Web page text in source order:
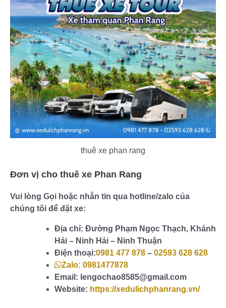
thuê xe phan rang
Đơn vị cho thuê xe Phan Rang
Vui lòng Gọi hoặc nhắn tin qua hotline/zalo của
chúng tôi để đặt xe:
Địa chỉ: Đường Phạm Ngọc Thạch, Khánh
Hải – Ninh Hải – Ninh Thuận
Điện thoại:0981 477 878 – 02593 628 628
Zalo: 0981477878
Email: lengochao8585@gmail.com
Website: https://xedulichphanrang.vn/